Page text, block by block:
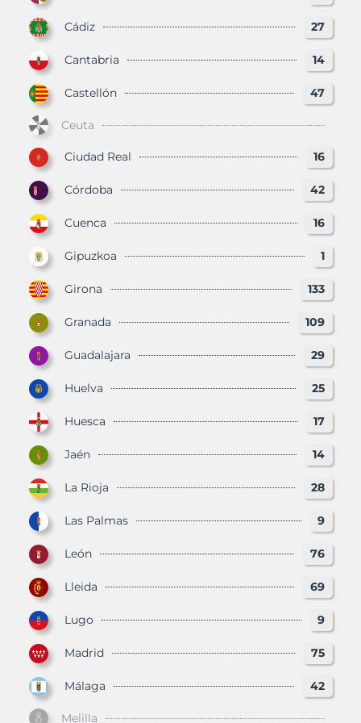
Cádiz 27
Cantabria 14
Castellón 47
Ceuta
Ciudad Real 16
Córdoba 42
Cuenca 16
Gipuzkoa 1
Girona 133
Granada 109
Guadalajara 29
Huelva 25
Huesca 17
Jaén 14
La Rioja 28
Las Palmas 9
León 76
Lleida 69
Lugo 9
Madrid 75
Málaga 42
Melilla